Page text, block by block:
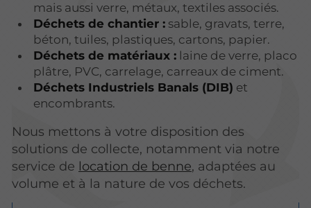
mais aussi verre, métaux, textiles associés.
Déchets de chantier : sable, gravats, terre,
béton, tuiles, plastiques, cartons, papier.
Déchets de matériaux : laine de verre, placo
plâtre, PVC, carrelage, carreaux de ciment.
Déchets Industriels Banals (DIB) et
encombrants.
Nous mettons à votre disposition des
solutions de collecte, notamment via notre
service de location de benne, adaptées au
volume et à la nature de vos déchets.